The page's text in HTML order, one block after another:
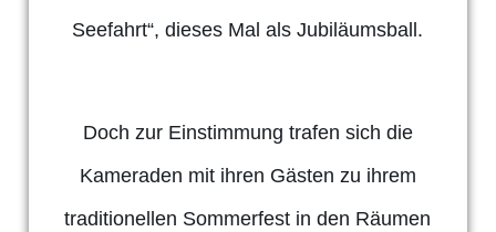
Seefahrt“, dieses Mal als Jubiläumsball.
Doch zur Einstimmung trafen sich die
Kameraden mit ihren Gästen zu ihrem
traditionellen Sommerfest in den Räumen